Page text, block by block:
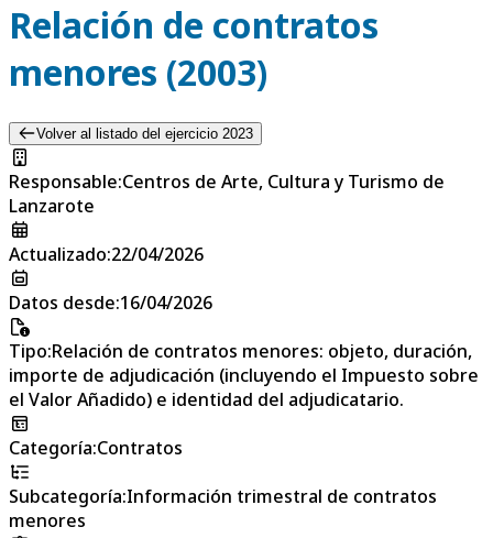
Relación de contratos
menores (2003)
Volver al listado del ejercicio 2023
Responsable:Centros de Arte, Cultura y Turismo de
Lanzarote
Actualizado:22/04/2026
Datos desde:16/04/2026
Tipo:Relación de contratos menores: objeto, duración,
importe de adjudicación (incluyendo el Impuesto sobre
el Valor Añadido) e identidad del adjudicatario.
Categoría:Contratos
Subcategoría:Información trimestral de contratos
menores